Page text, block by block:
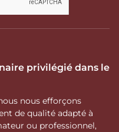
privilégié dans le
nous efforçons
de qualité adapté à
ou professionnel,